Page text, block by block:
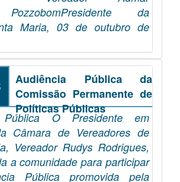
da
Maria, 03 de outubro de
Audiência Pública da
Comissão Permanente de
Políticas Públicas
Pública O Presidente em
Câmara de Vereadores de
Vereador Rudys Rodrigues,
a comunidade para participar
Pública promovida pela